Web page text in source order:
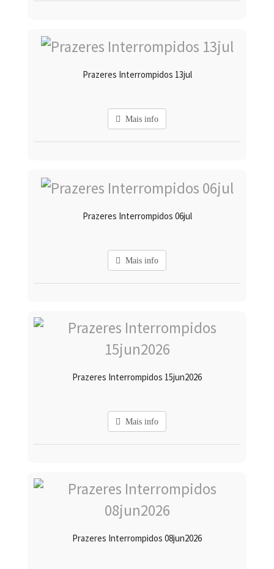
Prazeres Interrompidos 13jul
Mais info
Prazeres Interrompidos 06jul
Mais info
Prazeres Interrompidos 15jun2026
Mais info
Prazeres Interrompidos 08jun2026